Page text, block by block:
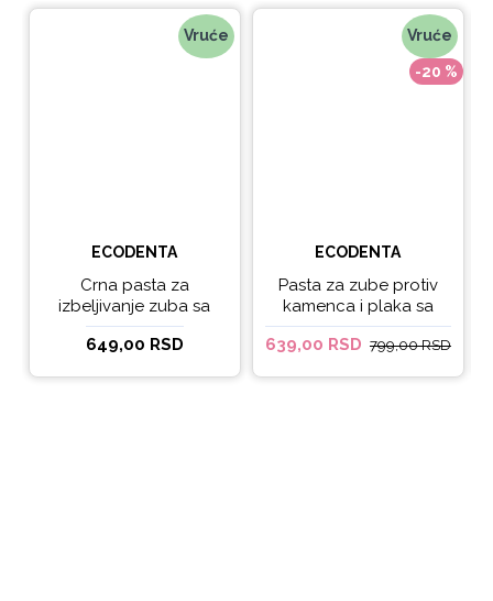
Vruće
ECODENTA
Crna pasta za
izbeljivanje zuba sa
ukusom narandže
Ecodenta 100 ml
649,00 RSD
Vruće
-20 %
ECODENTA
Pasta za zube protiv
kamenca i plaka sa
kokosovim uljem
Ecodenta ORGANIC
639,00 RSD 799,00 RSD